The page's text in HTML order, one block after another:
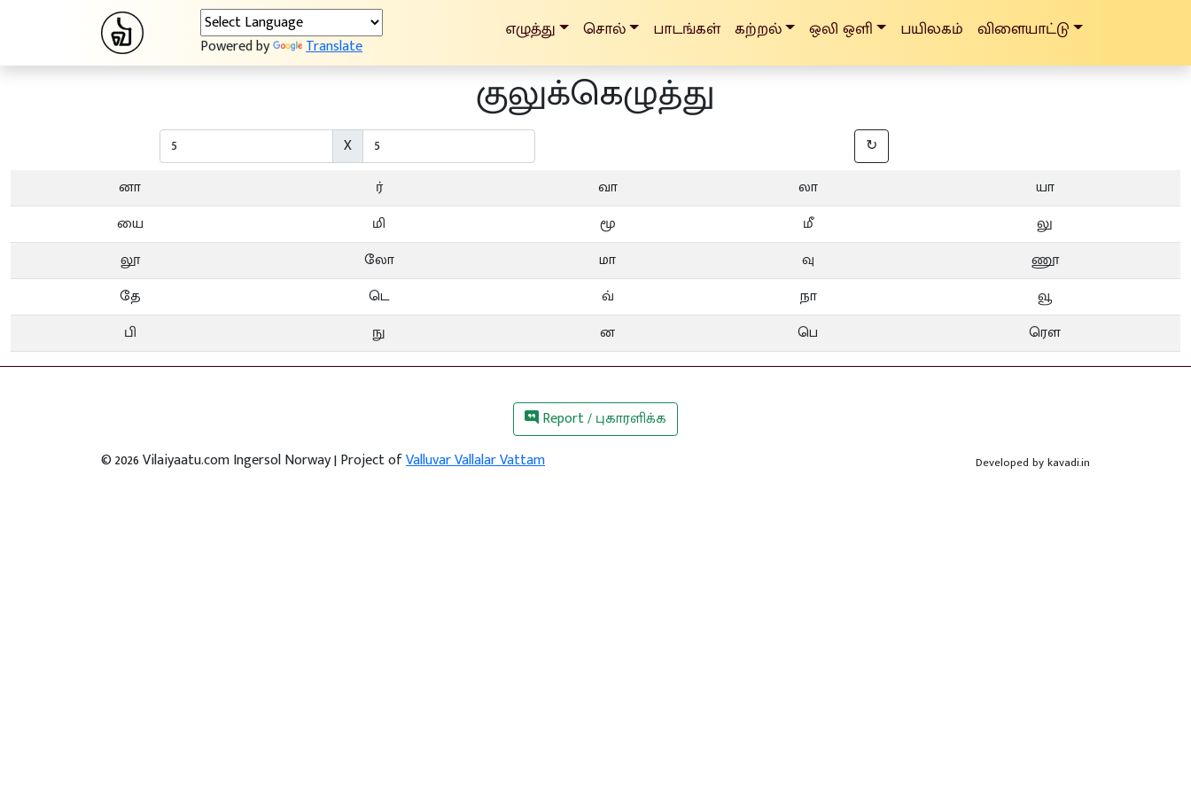
Powered by Translate
எழுத்து சொல் பாடங்கள் கற்றல் ஒலி ஒளி பயிலகம் விளையாட்டு
குலுக்கெழுத்து
X
↻
னா
ர் வா லா
யா
யை
மி மூ மீ
லு
லூ
லோ மா வு
ணூ
தே
டெ வ் நா
வூ
பி
நு ன பெ ரௌ
Report / புகாரளிக்க
©2026Vilaiyaatu.com Ingersol Norway | Project ofValluvar Vallalar Vattam Developed bykavadi.in